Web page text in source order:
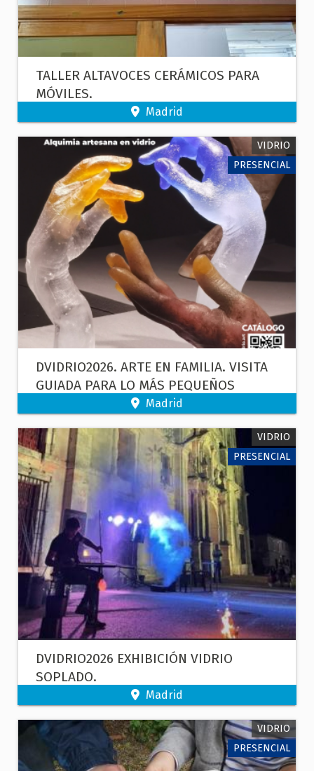
TALLER ALTAVOCES CERÁMICOS PARA
MÓVILES.
Madrid
VIDRIO
PRESENCIAL
DVIDRIO2026. ARTE EN FAMILIA. VISITA
GUIADA PARA LO MÁS PEQUEÑOS
Madrid
VIDRIO
PRESENCIAL
DVIDRIO2026 EXHIBICIÓN VIDRIO
SOPLADO.
Madrid
VIDRIO
PRESENCIAL